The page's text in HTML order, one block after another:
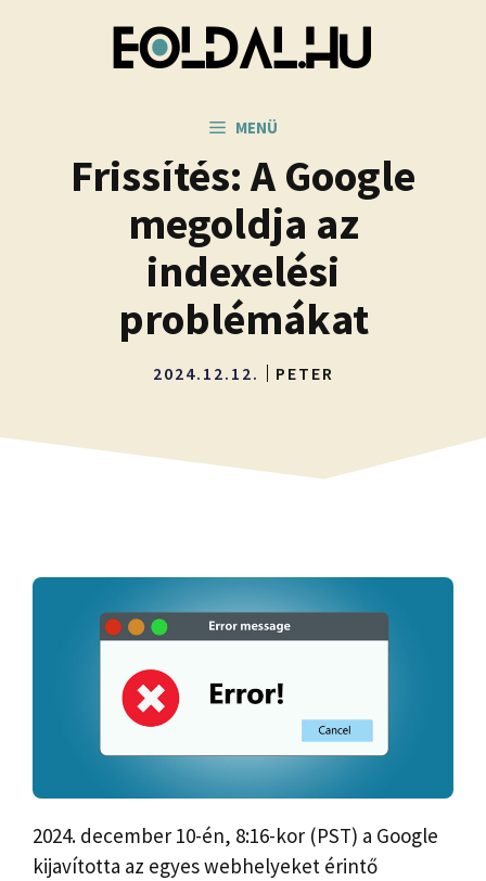
MENÜ
Frissítés: A Google
megoldja az
indexelési
problémákat
2024.12.12. PETER
2024. december 10-én, 8:16-kor (PST) a Google
kijavította az egyes webhelyeket érintő